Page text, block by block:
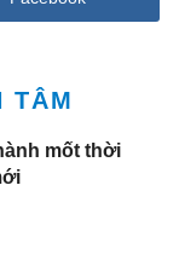
TÂM
mốt thời